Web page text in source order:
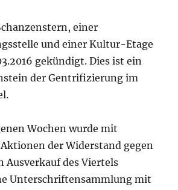
einer
und einer Kultur-Etage
gekündigt. Dies ist ein
der Gentrifizierung im
Wochen wurde mit
der Widerstand gegen
Ausverkauf des Viertels
Unterschriftensammlung mit